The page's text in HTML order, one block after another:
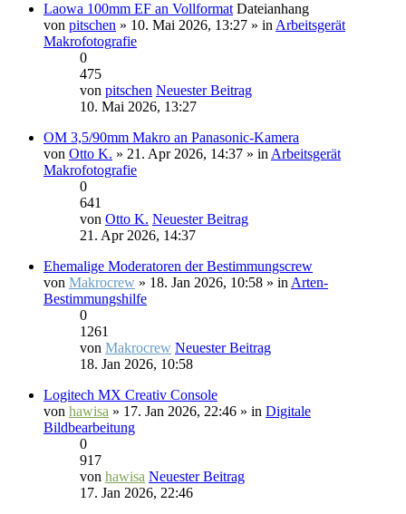
Laowa 100mm EF an Vollformat Dateianhang
von pitschen » 10. Mai 2026, 13:27 » in Arbeitsgerät
Makrofotografie
0
475
von pitschen Neuester Beitrag
10. Mai 2026, 13:27
OM 3,5/90mm Makro an Panasonic-Kamera
von Otto K. » 21. Apr 2026, 14:37 » in Arbeitsgerät
Makrofotografie
0
641
von Otto K. Neuester Beitrag
21. Apr 2026, 14:37
Ehemalige Moderatoren der Bestimmungscrew
von Makrocrew » 18. Jan 2026, 10:58 » in Arten-
Bestimmungshilfe
0
1261
von Makrocrew Neuester Beitrag
18. Jan 2026, 10:58
Logitech MX Creativ Console
von hawisa » 17. Jan 2026, 22:46 » in Digitale
Bildbearbeitung
0
917
von hawisa Neuester Beitrag
17. Jan 2026, 22:46